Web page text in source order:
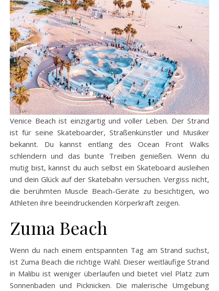
Venice Beach ist einzigartig und voller Leben. Der Strand
ist für seine Skateboarder, Straßenkünstler und Musiker
bekannt. Du kannst entlang des Ocean Front Walks
schlendern und das bunte Treiben genießen. Wenn du
mutig bist, kannst du auch selbst ein Skateboard ausleihen
und dein Glück auf der Skatebahn versuchen. Vergiss nicht,
die berühmten Muscle Beach-Geräte zu besichtigen, wo
Athleten ihre beeindruckenden Körperkraft zeigen.
Zuma Beach
Wenn du nach einem entspannten Tag am Strand suchst,
ist Zuma Beach die richtige Wahl. Dieser weitläufige Strand
in Malibu ist weniger überlaufen und bietet viel Platz zum
Sonnenbaden und Picknicken. Die malerische Umgebung